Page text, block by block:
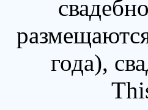
года),